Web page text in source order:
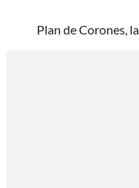
Plan de Corones,